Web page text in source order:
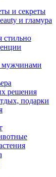
и секреты
и гламура
стильно
решения
подарки